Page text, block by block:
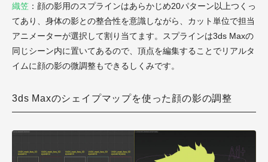
織笠 ：顔の影用のスプラインはあらかじめ20パターン以上つくっ
てあり、身体の影との整合性を意識しながら、カット単位で担当
アニメーターが選択して割り当てます。スプラインは3ds Maxの
同じシーン内に置いてあるので、頂点を編集することでリアルタ
イムに顔の影の微調整もできるしくみです。
3ds Maxのシェイプマップを使った顔の影の調整